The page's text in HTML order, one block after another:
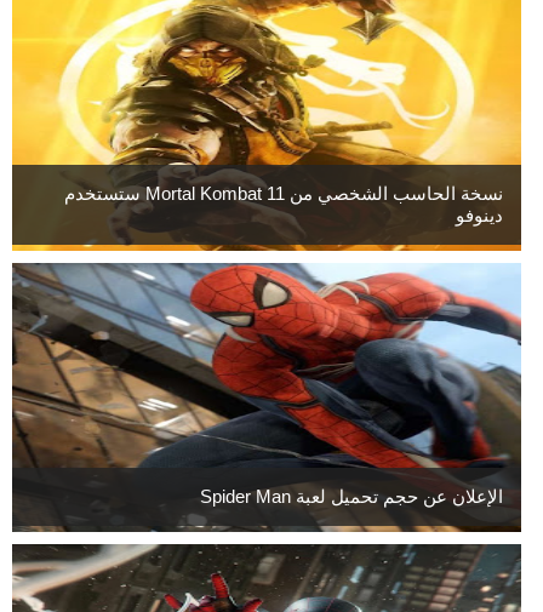
نسخة الحاسب الشخصي من Mortal Kombat 11 ستستخدم
دينوفو
الإعلان عن حجم تحميل لعبة Spider Man